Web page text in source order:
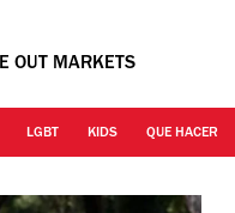
OUT MARKETS
LGBT KIDS QUE HACER